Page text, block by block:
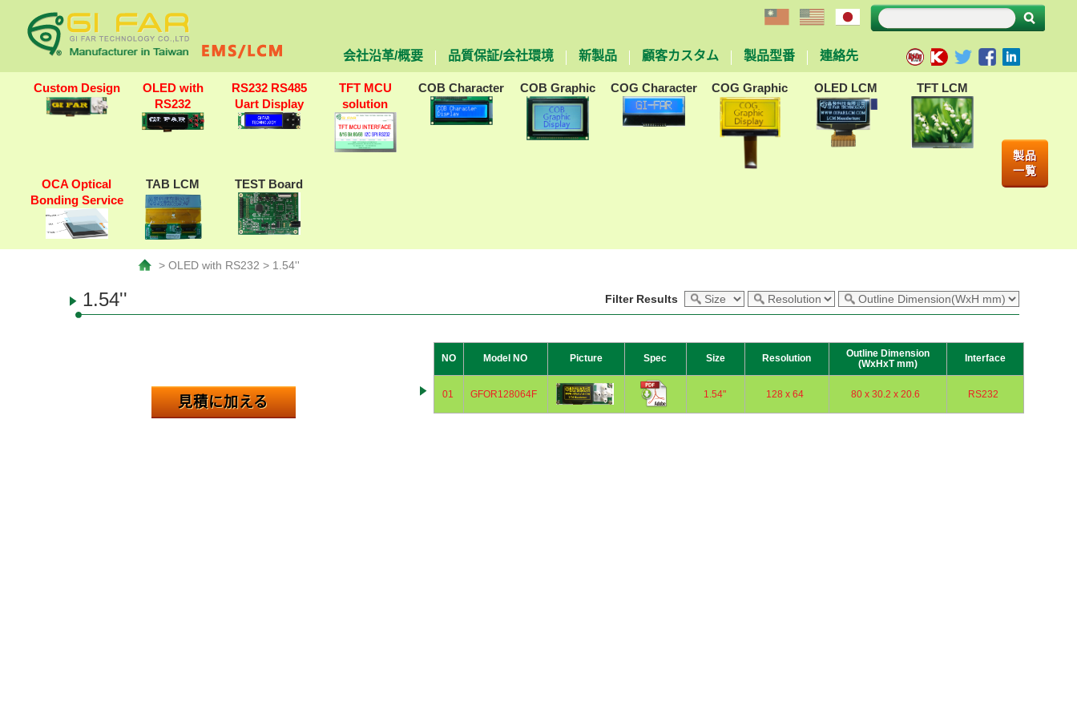
会社沿革/概要 品質保証/会社環境 新製品 顧客カスタム 製品型番 連絡先
Custom Design
OLED with
RS232
RS232 RS485
Uart Display
TFT MCU
solution
COB Character COB Graphic COG Character COG Graphic OLED LCM TFT LCM
OCA Optical
Bonding Service
TAB LCM TEST Board
製品
一覧
> OLED with RS232 > 1.54''
1.54'' Filter Results
見積に加える
NO Model NO Picture Spec Size Resolution
Outline Dimension
(WxHxT mm)
Interface
01 GFOR128064F 1.54" 128 x 64 80 x 30.2 x 20.6 RS232